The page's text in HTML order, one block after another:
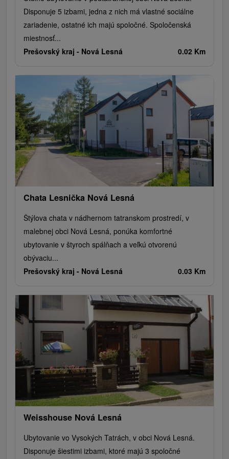
Disponuje 5 izbami, jedna z nich má vlastné sociálne
zariadenie, ostatné ich majú spoločné. Spoločenská
miestnosť...
Prešovský kraj - Nová Lesná 0.02 Km
Chata Lesnička Nová Lesná
Štýlova chata v nádhernom tatranskom prostredí, v
malebnej obci Nová Lesná, ponúka komfortné
ubytovanie v štyroch spálňach a veľkú otvorenú
obývaciu...
Prešovský kraj - Nová Lesná 0.03 Km
Weisshouse Nová Lesná
Ubytovanie vo Vysokých Tatrách, v obci Nová Lesná.
Disponuje šiestimi izbami, ktoré majú 3 spoločné